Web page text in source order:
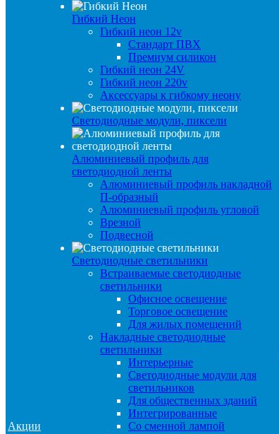
Акции
Гибкий Неон
Гибкий неон 12v
Стандарт ПВХ
Премиум силикон
Гибкий неон 24V
Гибкий неон 220v
Аксессуары к гибкому неону
Светодиодные модули, пиксели
Алюминиевый профиль для
светодиодной ленты
Алюминиевый профиль накладной
П-образный
Алюминиевый профиль угловой
Врезной
Подвесной
Светодиодные светильники
Встраиваемые светодиодные
светильники
Офисное освещение
Торговое освещение
Для жилых помещений
Накладные светодиодные
светильники
Интерьерные
Светодиодные модули для
светильников
Для общественных зданий
Интегрированные
Со сменной лампой